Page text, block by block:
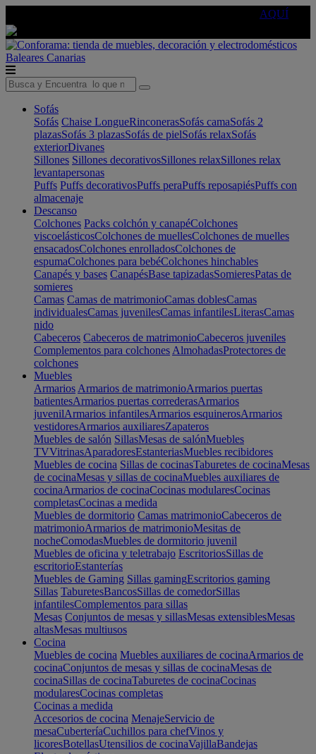
AQUÍ
Baleares Canarias
Sofás
Sofás Chaise LongueRinconerasSofás camaSofás 2
plazasSofás 3 plazasSofás de pielSofás relaxSofás
exteriorDivanes
Sillones Sillones decorativosSillones relaxSillones relax
levantapersonas
Puffs Puffs decorativosPuffs peraPuffs reposapiésPuffs con
almacenaje
Descanso
Colchones Packs colchón y canapéColchones
viscoelásticosColchones de muellesColchones de muelles
ensacadosColchones enrolladosColchones de
espumaColchones para bebéColchones hinchables
Canapés y bases CanapésBase tapizadasSomieresPatas de
somieres
Camas Camas de matrimonioCamas doblesCamas
individualesCamas juvenilesCamas infantilesLiterasCamas
nido
Cabeceros Cabeceros de matrimonioCabeceros juveniles
Complementos para colchones AlmohadasProtectores de
colchones
Muebles
Armarios Armarios de matrimonioArmarios puertas
batientesArmarios puertas correderasArmarios
juvenilArmarios infantilesArmarios esquinerosArmarios
vestidoresArmarios auxiliaresZapateros
Muebles de salón SillasMesas de salónMuebles
TVVitrinasAparadoresEstanteriasMuebles recibidores
Muebles de cocina Sillas de cocinasTaburetes de cocinaMesas
de cocinaMesas y sillas de cocinaMuebles auxiliares de
cocinaArmarios de cocinaCocinas modularesCocinas
completasCocinas a medida
Muebles de dormitorio Camas matrimonioCabeceros de
matrimonioArmarios de matrimonioMesitas de
nocheComodasMuebles de dormitorio juvenil
Muebles de oficina y teletrabajo EscritoriosSillas de
escritorioEstanterías
Muebles de Gaming Sillas gamingEscritorios gaming
Sillas TaburetesBancosSillas de comedorSillas
infantilesComplementos para sillas
Mesas Conjuntos de mesas y sillasMesas extensiblesMesas
altasMesas multiusos
Cocina
Muebles de cocina Muebles auxiliares de cocinaArmarios de
cocinaConjuntos de mesas y sillas de cocinaMesas de
cocinaSillas de cocinaTaburetes de cocinaCocinas
modularesCocinas completas
Cocinas a medida
Accesorios de cocina MenajeServicio de
mesaCuberteríaCuchillos para chefVinos y
licoresBotellasUtensilios de cocinaVajillaBandejas